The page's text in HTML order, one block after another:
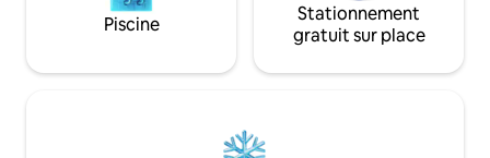
Piscine
Stationnement
gratuit sur place